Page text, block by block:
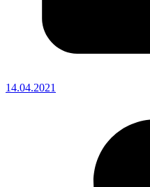
14.04.2021